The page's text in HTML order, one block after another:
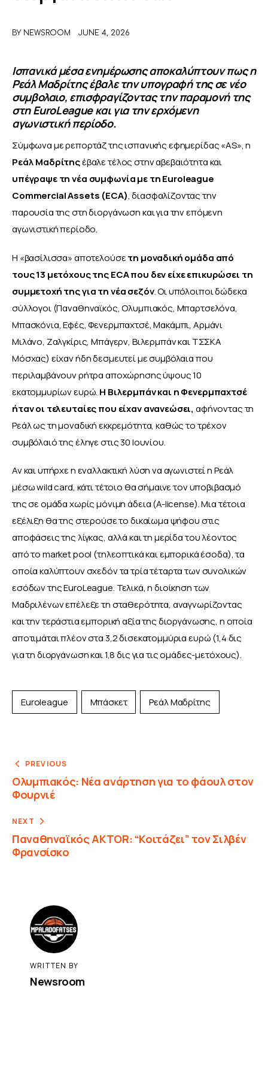
ΑΦΙΕΡΩΜΑΤΑ
BY NEWSROOM JUNE 4, 2026
Ισπανικά μέσα ενημέρωσης αποκαλύπτουν πως η
Ρεάλ Μαδρίτης έβαλε την υπογραφή της σε νέο
συμβολαιο, επισφραγίζοντας την παραμονή της
στη EuroLeague και για την ερχόμενη
αγωνιστική περίοδο.
Σύμφωνα με ρεπορτάζ της ισπανικής εφημερίδας «AS», η
Ρεάλ Μαδρίτης έβαλε τέλος στην αβεβαιότητα και
υπέγραψε τη νέα συμφωνία με τη Euroleague
Commercial Assets (ECA), διασφαλίζοντας την
παρουσία της στη διοργάνωση και για την επόμενη
αγωνιστική περίοδο.
Η «βασίλισσα» αποτελούσε τη μοναδική ομάδα από
τους 13 μετόχους της ECA που δεν είχε επικυρώσει τη
συμμετοχή της για τη νέα σεζόν. Οι υπόλοιποι δώδεκα
σύλλογοι (Παναθηναϊκός, Ολυμπιακός, Μπαρτσελόνα,
Μπασκόνια, Εφές, Φενερμπαχτσέ, Μακάμπι, Αρμάνι
Μιλάνο, Ζαλγκίρις, Μπάγερν, Βιλερμπάν και ΤΣΣΚΑ
Μόσχας) είχαν ήδη δεσμευτεί με συμβόλαια που
περιλαμβάνουν ρήτρα αποχώρησης ύψους 10
εκατομμυρίων ευρώ. Η Βιλερμπάν και η Φενερμπαχτσέ
ήταν οι τελευταίες που είχαν ανανεώσει, αφήνοντας τη
Ρεάλ ως τη μοναδική εκκρεμότητα, καθώς το τρέχον
συμβόλαιό της έληγε στις 30 Ιουνίου.
Αν και υπήρχε η εναλλακτική λύση να αγωνιστεί η Ρεάλ
μέσω wild card, κάτι τέτοιο θα σήμαινε τον υποβιβασμό
της σε ομάδα χωρίς μόνιμη άδεια (A-license). Μια τέτοια
εξέλιξη θα της στερούσε το δικαίωμα ψήφου στις
αποφάσεις της λίγκας, αλλά και τη μερίδα του λέοντος
από το market pool (τηλεοπτικά και εμπορικά έσοδα), τα
οποία καλύπτουν σχεδόν τα τρία τέταρτα των συνολικών
εσόδων της EuroLeague. Τελικά, η διοίκηση των
Μαδριλένων επέλεξε τη σταθερότητα, αναγνωρίζοντας
και την τεράστια εμπορική αξία της διοργάνωσης, η οποία
αποτιμάται πλέον στα 3,2 δισεκατομμύρια ευρώ (1,4 δις
για τη διοργάνωση και 1,8 δις για τις ομάδες-μετόχους).
Euroleague Μπάσκετ Ρεάλ Μαδρίτης
PREVIOUS
Ολυμπιακός: Νέα ανάρτηση για το φάουλ στον
Φουρνιέ
NEXT
Παναθηναϊκός AKTOR: “Κοιτάζει” τον Σιλβέν
Φρανσίσκο
WRITTEN BY
Newsroom